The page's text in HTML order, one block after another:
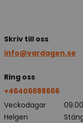
Skriv till oss
info@vardagen.se
Ring oss
+46406688666
Veckodagar
Helgen